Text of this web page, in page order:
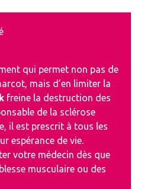
qui permet non pas de
mais d’en limiter la
freine la destruction des
de la sclérose
il est prescrit à tous les
espérance de vie.
votre médecin dès que
musculaire ou des